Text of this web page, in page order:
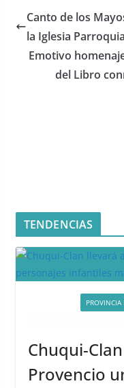
e
b
o
o
er s
A
p
p
Canto de los
la Iglesia
Emotivo
del Libro
TENDENCIAS
PROVINCIA
Chuqui-
Provencio